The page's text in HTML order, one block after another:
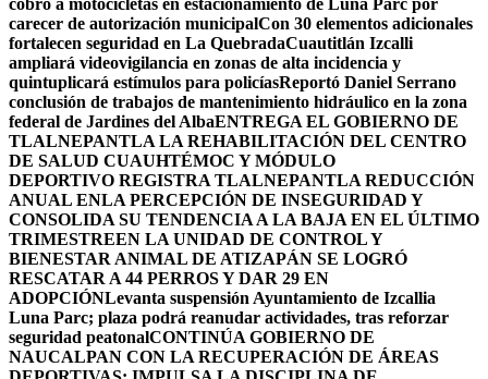
cobro a motocicletas en estacionamiento de Luna Parc por
carecer de autorización municipalCon 30 elementos adicionales
fortalecen seguridad en La QuebradaCuautitlán Izcalli
ampliará videovigilancia en zonas de alta incidencia y
quintuplicará estímulos para policíasReportó Daniel Serrano
conclusión de trabajos de mantenimiento hidráulico en la zona
federal de Jardines del AlbaENTREGA EL GOBIERNO DE
TLALNEPANTLA LA REHABILITACIÓN DEL CENTRO
DE SALUD CUAUHTÉMOC Y MÓDULO
DEPORTIVO REGISTRA TLALNEPANTLA REDUCCIÓN
ANUAL ENLA PERCEPCIÓN DE INSEGURIDAD Y
CONSOLIDA SU TENDENCIA A LA BAJA EN EL ÚLTIMO
TRIMESTREEN LA UNIDAD DE CONTROL Y
BIENESTAR ANIMAL DE ATIZAPÁN SE LOGRÓ
RESCATAR A 44 PERROS Y DAR 29 EN
ADOPCIÓNLevanta suspensión Ayuntamiento de Izcallia
Luna Parc; plaza podrá reanudar actividades, tras reforzar
seguridad peatonalCONTINÚA GOBIERNO DE
NAUCALPAN CON LA RECUPERACIÓN DE ÁREAS